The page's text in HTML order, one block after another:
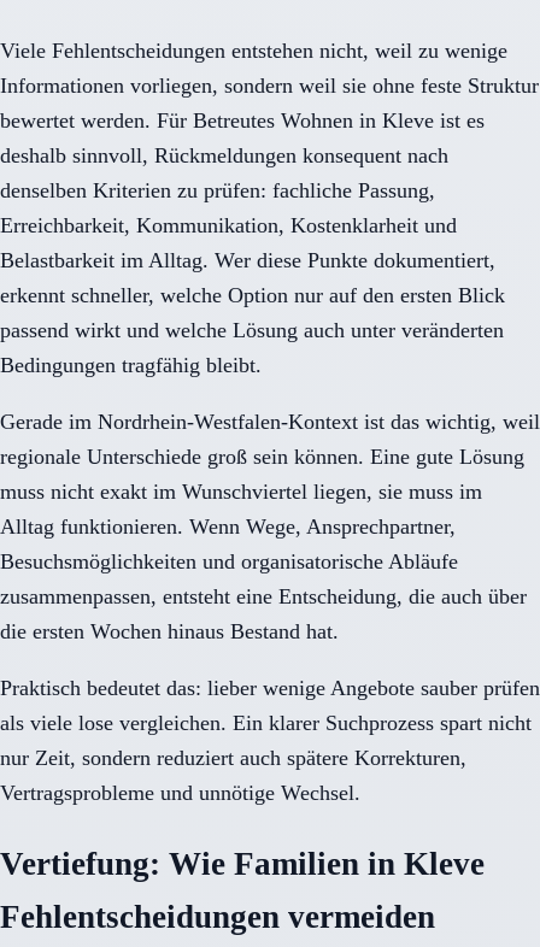
Viele Fehlentscheidungen entstehen nicht, weil zu wenige
Informationen vorliegen, sondern weil sie ohne feste Struktur
bewertet werden. Für Betreutes Wohnen in Kleve ist es
deshalb sinnvoll, Rückmeldungen konsequent nach
denselben Kriterien zu prüfen: fachliche Passung,
Erreichbarkeit, Kommunikation, Kostenklarheit und
Belastbarkeit im Alltag. Wer diese Punkte dokumentiert,
erkennt schneller, welche Option nur auf den ersten Blick
passend wirkt und welche Lösung auch unter veränderten
Bedingungen tragfähig bleibt.
Gerade im Nordrhein-Westfalen-Kontext ist das wichtig, weil
regionale Unterschiede groß sein können. Eine gute Lösung
muss nicht exakt im Wunschviertel liegen, sie muss im
Alltag funktionieren. Wenn Wege, Ansprechpartner,
Besuchsmöglichkeiten und organisatorische Abläufe
zusammenpassen, entsteht eine Entscheidung, die auch über
die ersten Wochen hinaus Bestand hat.
Praktisch bedeutet das: lieber wenige Angebote sauber prüfen
als viele lose vergleichen. Ein klarer Suchprozess spart nicht
nur Zeit, sondern reduziert auch spätere Korrekturen,
Vertragsprobleme und unnötige Wechsel.
Vertiefung: Wie Familien in Kleve
Fehlentscheidungen vermeiden